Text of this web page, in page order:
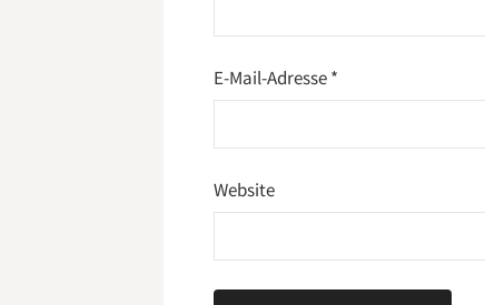
E-Mail-Adresse*
Website